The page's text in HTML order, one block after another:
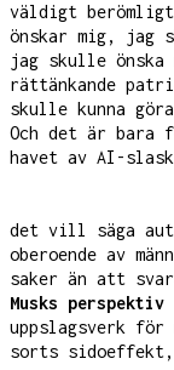
väldigt
önskar mig, jag
jag skulle
rättänkande
skulle kunna
Och det är bara
havet av AI-slask
det vill säga
oberoende av
saker än att
Musks perspektiv
uppslagsverk för
sorts sidoeffekt,